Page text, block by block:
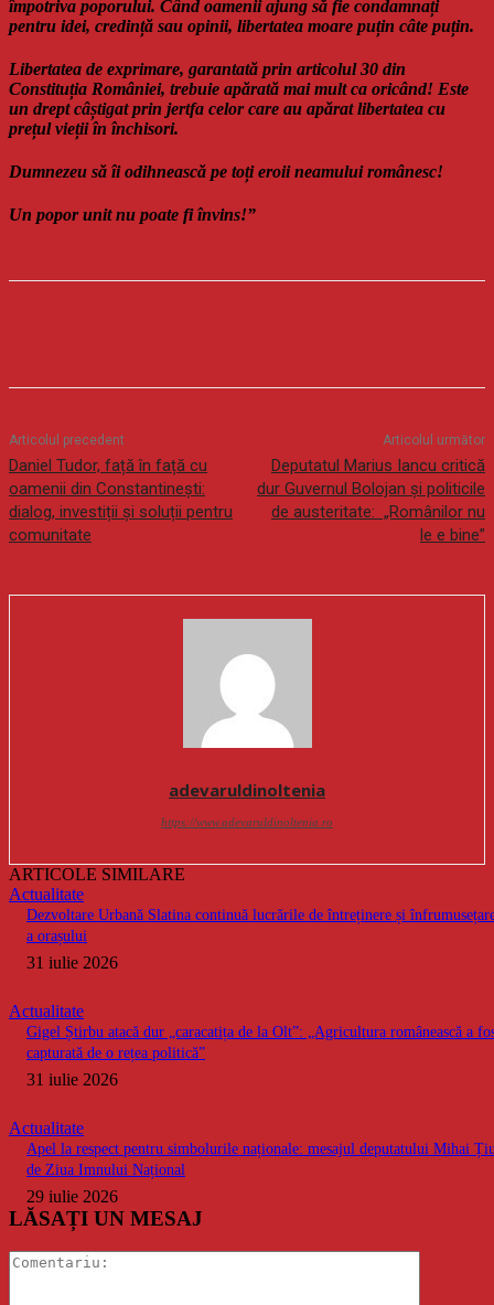
împotriva poporului. Când oamenii ajung să fie condamnați
pentru idei, credință sau opinii, libertatea moare puțin câte puțin.
Libertatea de exprimare, garantată prin articolul 30 din
Constituția României, trebuie apărată mai mult ca oricând! Este
un drept câștigat prin jertfa celor care au apărat libertatea cu
prețul vieții în închisori.
Dumnezeu să îi odihnească pe toți eroii neamului românesc!
Un popor unit nu poate fi învins!”
Articolul precedent
Daniel Tudor, față în față cu
oamenii din Constantinești:
dialog, investiții și soluții pentru
comunitate
Articolul următor
Deputatul Marius Iancu critică
dur Guvernul Bolojan și politicile
de austeritate: „Românilor nu
le e bine”
adevaruldinoltenia
https://www.adevaruldinoltenia.ro
ARTICOLE SIMILARE
Actualitate
Dezvoltare Urbană Slatina continuă lucrările de întreținere și
a orașului
31 iulie 2026
Actualitate
Gigel Știrbu atacă dur „caracatița de la Olt”: „Agricultura românească a
capturată de o rețea politică”
31 iulie 2026
Actualitate
Apel la respect pentru simbolurile naționale: mesajul deputatului Mihai
de Ziua Imnului Național
29 iulie 2026
LĂSAȚI UN MESAJ